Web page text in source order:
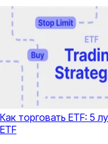
Как торговать ETF: 5
ETF